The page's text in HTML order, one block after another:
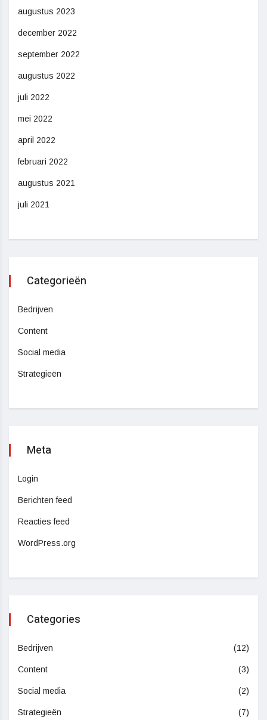
augustus 2023
december 2022
september 2022
augustus 2022
juli 2022
mei 2022
april 2022
februari 2022
augustus 2021
juli 2021
Categorieën
Bedrijven
Content
Social media
Strategieën
Meta
Login
Berichten feed
Reacties feed
WordPress.org
Categories
Bedrijven (12)
Content (3)
Social media (2)
Strategieën (7)